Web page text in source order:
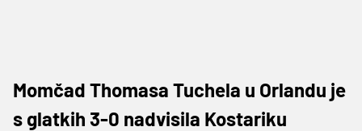
Momčad Thomasa Tuchela u Orlandu je
s glatkih 3-0 nadvisila Kostariku